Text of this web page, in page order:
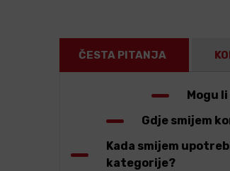
ČESTA PITANJA
Mogu
Gdje smijem
Kada smijem
kategorije?